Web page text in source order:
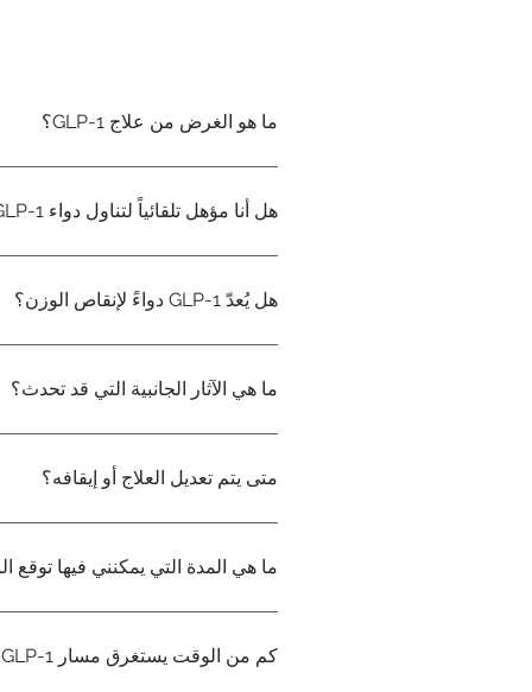
ما هو الغرض من علاج GLP-1؟
هل أنا مؤهل تلقائياً لتناول دواء GLP-1؟
هل يُعدّ GLP-1 دواءً لإنقاص الوزن؟
ما هي الآثار الجانبية التي قد تحدث؟
متى يتم تعديل العلاج أو إيقافه؟
ما هي المدة التي يمكنني فيها توقع
كم من الوقت يستغرق مسار GLP-1؟